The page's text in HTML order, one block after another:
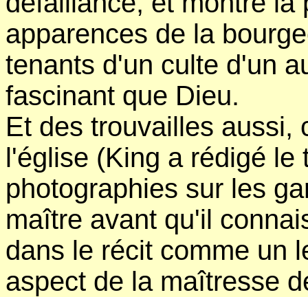
apparences de la
tenants d'un culte d'un
fascinant que Dieu.
Et des trouvailles aussi,
l'église (King a rédigé le
photographies sur les
maître avant qu'il
dans le récit comme un
aspect de la maîtresse